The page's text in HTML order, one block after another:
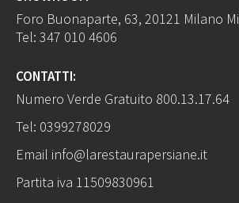
Foro Buonaparte, 63, 20121 Milano Mi
Tel: 347 010 4606
CONTATTI:
Numero Verde Gratuito 800.13.17.64
Tel: 0399278029
Email info@larestaurapersiane.it
Partita iva 11509830961